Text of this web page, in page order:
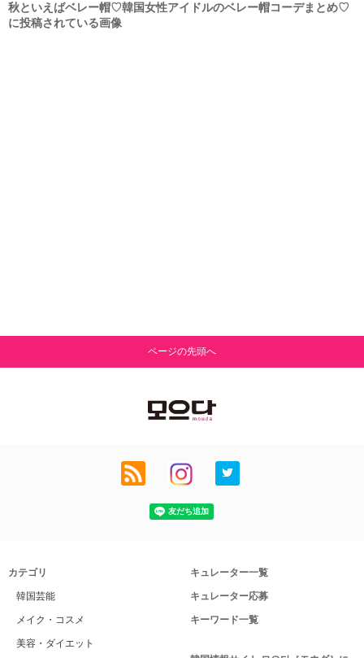
秋といえばベレー帽♡韓国女性アイドルのベレー帽コーデまとめ♡
に投稿されている画像
ページの先頭へ
カテゴリ
韓国芸能
メイク・コスメ
美容・ダイエット
キュレーター一覧
キュレーター応募
キーワード一覧